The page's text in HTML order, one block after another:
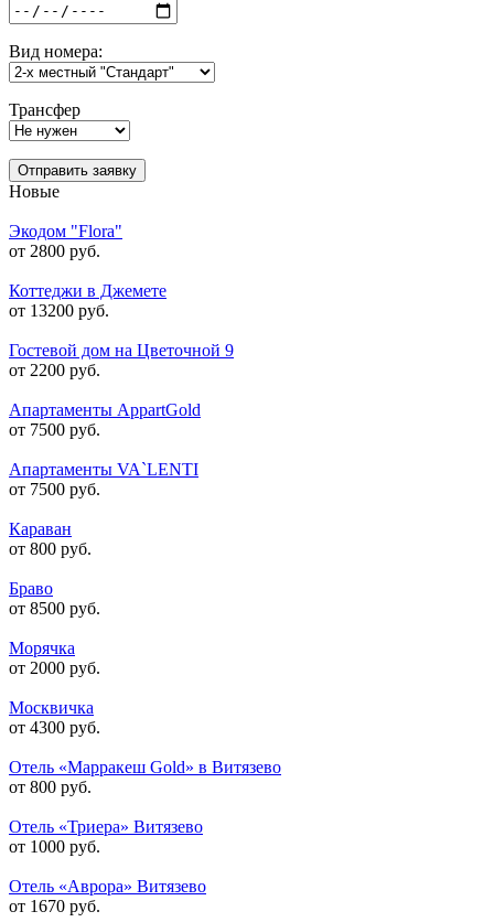
Вид номера:
Трансфер
Отправить заявку
Новые
Экодом "Flora"
от 2800 руб.
Коттеджи в Джемете
от 13200 руб.
Гостевой дом на Цветочной 9
от 2200 руб.
Апартаменты AppartGold
от 7500 руб.
Апартаменты VA`LENTI
от 7500 руб.
Караван
от 800 руб.
Браво
от 8500 руб.
Морячка
от 2000 руб.
Москвичка
от 4300 руб.
Отель «Марракеш Gold» в Витязево
от 800 руб.
Отель «Триера» Витязево
от 1000 руб.
Отель «Аврора» Витязево
от 1670 руб.